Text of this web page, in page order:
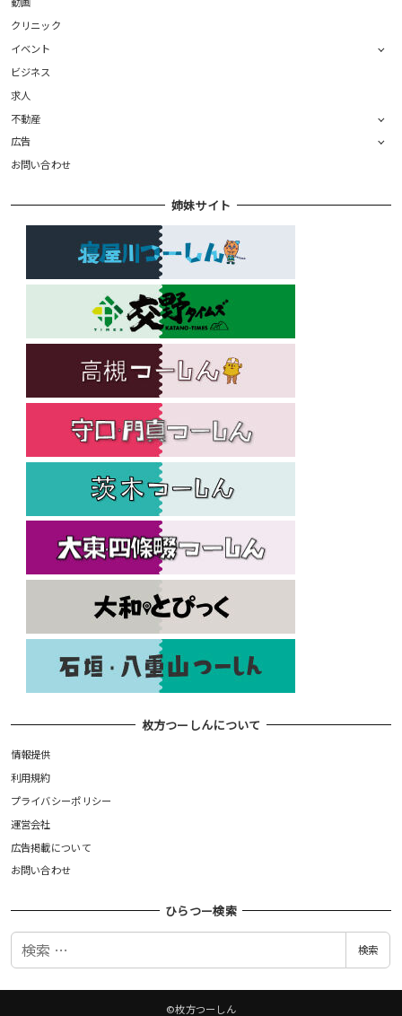
クリニック
イベント
ビジネス
求人
不動産
広告
お問い合わせ
姉妹サイト
枚方つーしんについて
情報提供
利用規約
プライバシーポリシー
運営会社
広告掲載について
お問い合わせ
ひらつー検索
検
検索
©枚方つーしん